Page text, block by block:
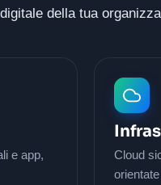
della tua
e app,
Cloud